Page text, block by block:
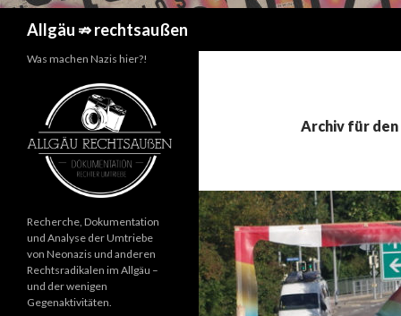
Allgäu ⇏ rechtsaußen
Archiv für
Was machen Nazis hier?!
Recherche, Dokumentation
und Analyse der Umtriebe
von Neonazis und anderen
Rechtsradikalen im Allgäu –
und der wenigen
Gegenaktivitäten.